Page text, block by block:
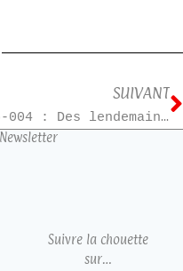
SUIVANT
25-004 : Des lendemains qui chantent
Suivre la chouette
sur…